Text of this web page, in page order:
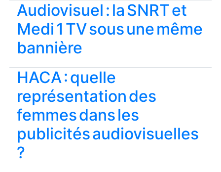
Audiovisuel : la SNRT et
Medi 1 TV sous une même
bannière
HACA : quelle
représentation des
femmes dans les
publicités audiovisuelles
?